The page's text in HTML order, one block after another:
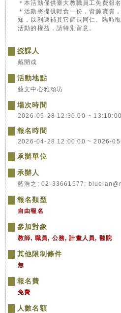
＊本活動僅供臺大教職員工免費報名
＊活動將提供輕食一份，資源寶貴
知，以利遞補其它師長同仁。臨時
活動的權益，請特別留意。
授課人
戴開成
活動地點
藝文中心雅頌坊
場次時間
2026-05-28 12:30:00 ~ 13:10:00
報名時間
2026-04-28 12:00:00 ~ 2026-
承辦單位
承辦人
藍浩之; 02-33661577;
報名類型
自由報名
參加對象
教師, 職員, 公務, 計畫人員, 醫院
其他限制條件
無
報名費
免費
人數名額